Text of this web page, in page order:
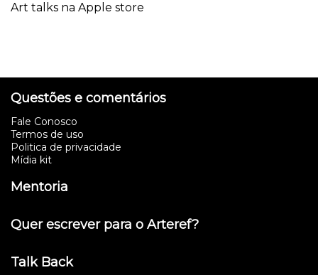
Art talks na Apple store
Questões e comentários
Fale Conosco
Termos de uso
Politica de privacidade
Mídia kit
Mentoria
Quer escrever para o Arteref?
Talk Back